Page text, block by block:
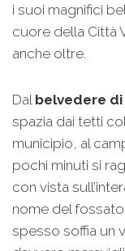
i suoi magnifici
cuore della Città
anche oltre.
Dal belvedere di
spazia dai tetti
municipio, al
pochi minuti si
con vista
nome del
spesso soffia un